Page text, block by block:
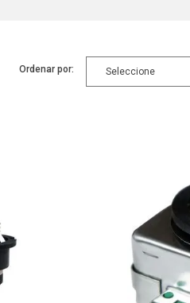
Ordenar por: